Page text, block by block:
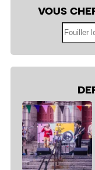
VOUS